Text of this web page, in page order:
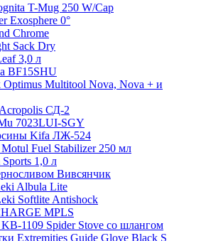
T-Mug 250 W/Cap
Exosphere 0°
Chrome
Sack Dry
3,0 л
BF15SHU
Optimus Multitool Nova, Nova + и
СД-2
7023LUI-SGY
Kifa ЛЖ-524
Fuel Stabilizer 250 мл
1,0 л
Вивсянчик
Albula Lite
Softlite Antishock
MPLS
KB-1109 Spider Stove со шлангом
Extremities Guide Glove Black S